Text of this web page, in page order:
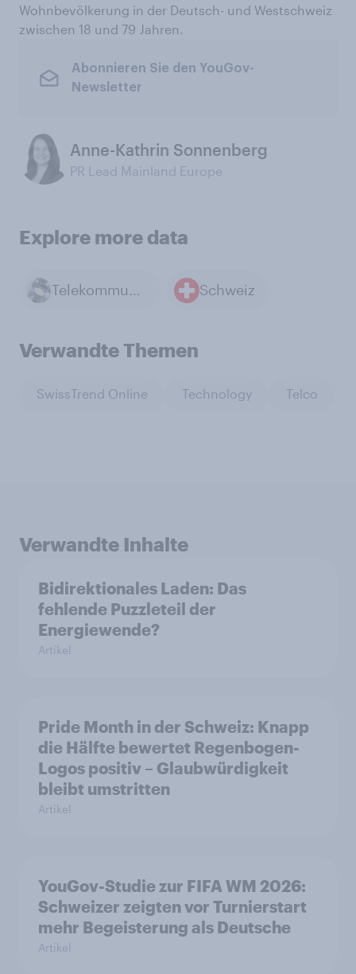
Wohnbevölkerung in der Deutsch- und Westschweiz
zwischen 18 und 79 Jahren.
Abonnieren Sie den YouGov-
Newsletter
Anne-Kathrin Sonnenberg
PR Lead Mainland Europe
Explore more data
Telekommunikation Schweiz
Verwandte Themen
SwissTrend Online Technology Telco
Verwandte Inhalte
Bidirektionales Laden: Das
fehlende Puzzleteil der
Energiewende?
Artikel
Pride Month in der Schweiz: Knapp
die Hälfte bewertet Regenbogen-
Logos positiv – Glaubwürdigkeit
bleibt umstritten
Artikel
YouGov-Studie zur FIFA WM 2026:
Schweizer zeigten vor Turnierstart
mehr Begeisterung als Deutsche
Artikel